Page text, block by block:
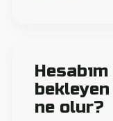
ne olur?